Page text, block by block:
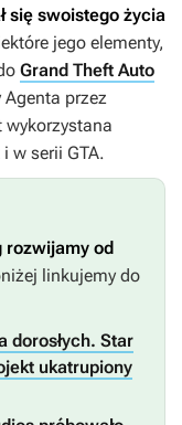
się swoistego życia
jego elementy,
Grand Theft Auto
Agenta przez
wykorzystana
i w serii GTA.
rozwijamy od
linkujemy do
dorosłych. Star
ukatrupiony